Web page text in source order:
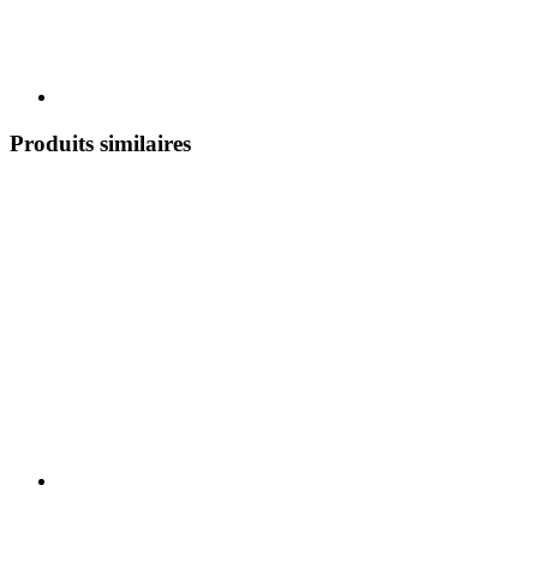
Produits similaires